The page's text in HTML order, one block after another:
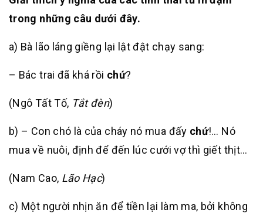
trong những câu dưới đây.
a) Bà lão láng giềng lại lật đật chạy sang:
– Bác trai đã khá rồi chứ?
(Ngô Tất Tố, Tắt đèn)
b) – Con chó là của cháy nó mua đấy chứ!… Nó
mua về nuôi, định để đến lúc cưới vợ thì giết thịt…
(Nam Cao, Lão Hạc)
c) Một người nhịn ăn để tiền lại làm ma, bởi không